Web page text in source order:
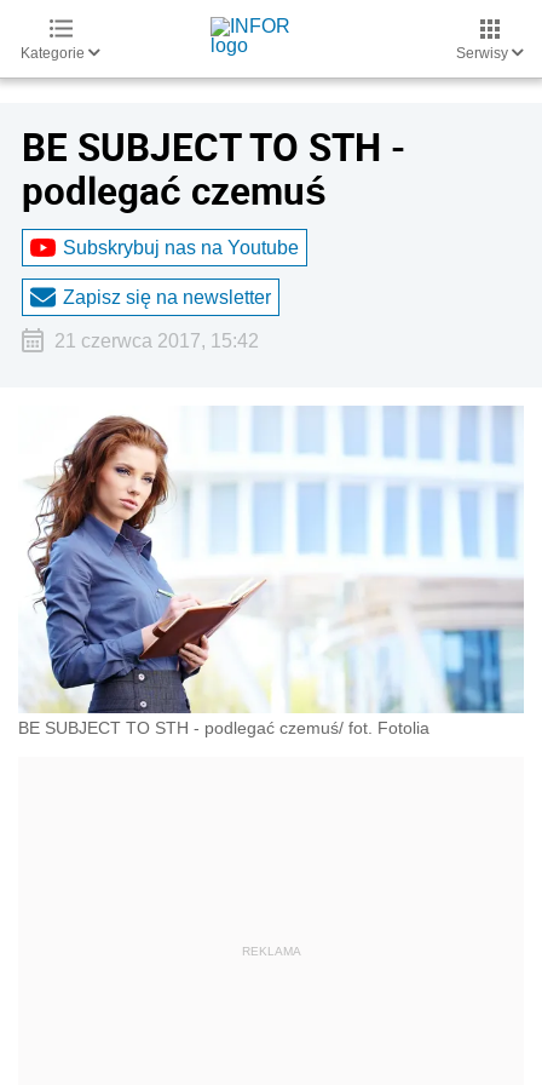
Kategorie Serwisy
BE SUBJECT TO STH -
podlegać czemuś
Subskrybuj nas na Youtube
Zapisz się na newsletter
21 czerwca 2017, 15:42
BE SUBJECT TO STH - podlegać czemuś/ fot. Fotolia